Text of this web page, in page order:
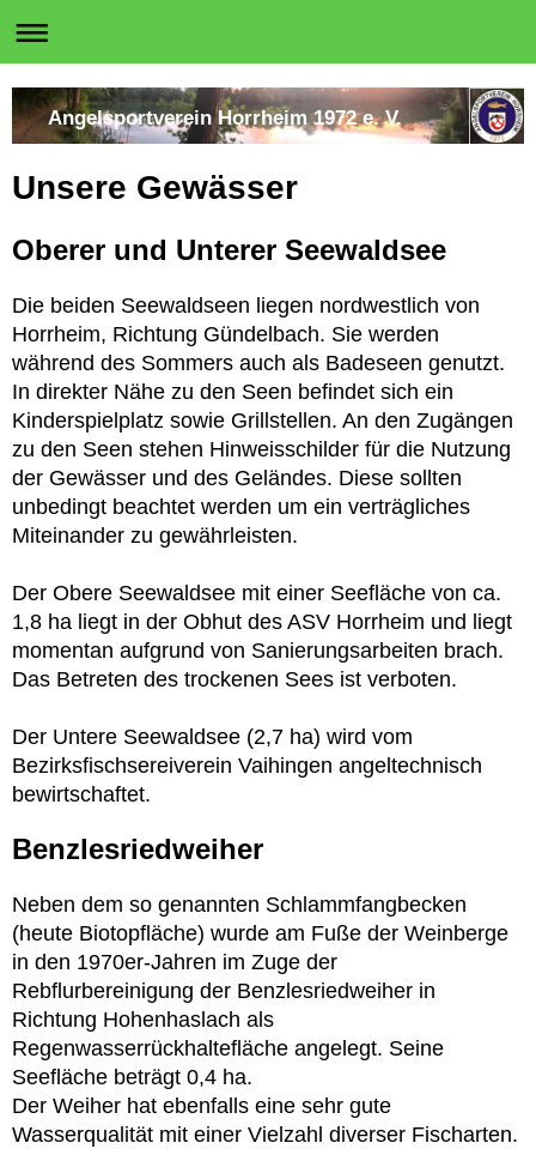
Angelsportverein Horrheim 1972 e. V.
Unsere Gewässer
Oberer und Unterer Seewaldsee
Die beiden Seewaldseen liegen nordwestlich von
Horrheim, Richtung Gündelbach. Sie werden
während des Sommers auch als Badeseen genutzt.
In direkter Nähe zu den Seen befindet sich ein
Kinderspielplatz sowie Grillstellen. An den Zugängen
zu den Seen stehen Hinweisschilder für die Nutzung
der Gewässer und des Geländes. Diese sollten
unbedingt beachtet werden um ein verträgliches
Miteinander zu gewährleisten.
Der Obere Seewaldsee mit einer Seefläche von ca.
1,8 ha liegt in der Obhut des ASV Horrheim und liegt
momentan aufgrund von Sanierungsarbeiten brach.
Das Betreten des trockenen Sees ist verboten.
Der Untere Seewaldsee (2,7 ha) wird vom
Bezirksfischsereiverein Vaihingen angeltechnisch
bewirtschaftet.
Benzlesriedweiher
Neben dem so genannten Schlammfangbecken
(heute Biotopfläche) wurde am Fuße der Weinberge
in den 1970er-Jahren im Zuge der
Rebflurbereinigung der Benzlesriedweiher in
Richtung Hohenhaslach als
Regenwasserrückhaltefläche angelegt. Seine
Seefläche beträgt 0,4 ha.
Der Weiher hat ebenfalls eine sehr gute
Wasserqualität mit einer Vielzahl diverser Fischarten.